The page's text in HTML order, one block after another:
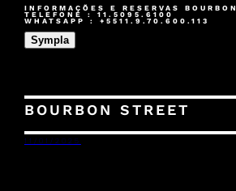
INFORMAÇÕES E RESERVAS BOURBON
TELEFONE : 11.5095.6100
WHATSAPP : +5511.9.70.600.113
Sympla
BOURBON STREET
11/01/2025